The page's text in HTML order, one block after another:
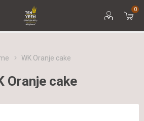
0
WK Oranje cake
Oranje cake